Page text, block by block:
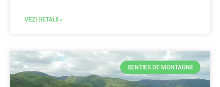
VEZI DETALII »
SENTIES DE MONTAGNE